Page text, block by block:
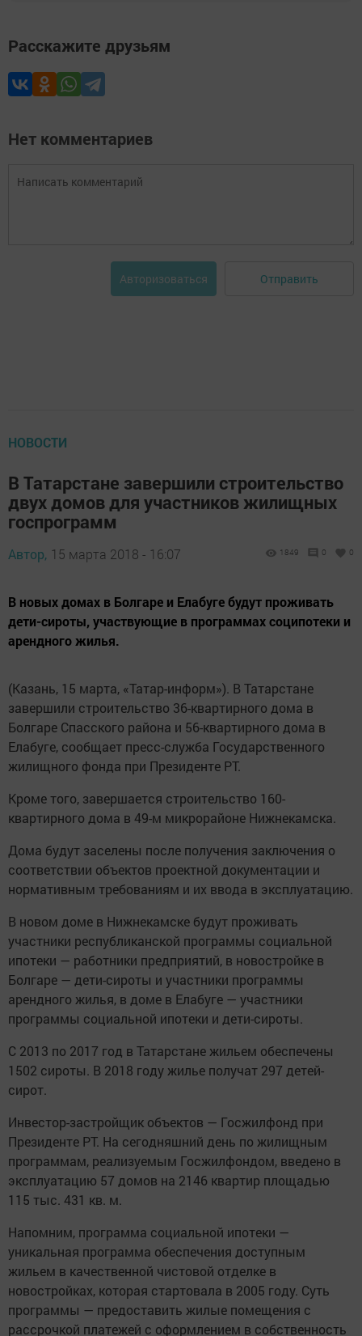
Расскажите друзьям
Нет комментариев
Авторизоваться Отправить
НОВОСТИ
В Татарстане завершили строительство
двух домов для участников жилищных
госпрограмм
Автор, 15 марта 2018 - 16:07 1849 0 0
В новых домах в Болгаре и Елабуге будут проживать
дети-сироты, участвующие в программах соципотеки и
арендного жилья.
(Казань, 15 марта, «Татар-информ»). В Татарстане
завершили строительство 36-квартирного дома в
Болгаре Спасского района и 56-квартирного дома в
Елабуге, сообщает пресс-служба Государственного
жилищного фонда при Президенте РТ.
Кроме того, завершается строительство 160-
квартирного дома в 49-м микрорайоне Нижнекамска.
Дома будут заселены после получения заключения о
соответствии объектов проектной документации и
нормативным требованиям и их ввода в эксплуатацию.
В новом доме в Нижнекамске будут проживать
участники республиканской программы социальной
ипотеки — работники предприятий, в новостройке в
Болгаре — дети-сироты и участники программы
арендного жилья, в доме в Елабуге — участники
программы социальной ипотеки и дети-сироты.
С 2013 по 2017 год в Татарстане жильем обеспечены
1502 сироты. В 2018 году жилье получат 297 детей-
сирот.
Инвестор-застройщик объектов — Госжилфонд при
Президенте РТ. На сегодняшний день по жилищным
программам, реализуемым Госжилфондом, введено в
эксплуатацию 57 домов на 2146 квартир площадью
115 тыс. 431 кв. м.
Напомним, программа социальной ипотеки —
уникальная программа обеспечения доступным
жильем в качественной чистовой отделке в
новостройках, которая стартовала в 2005 году. Суть
программы — предоставить жилые помещения с
рассрочкой платежей с оформлением в собственность